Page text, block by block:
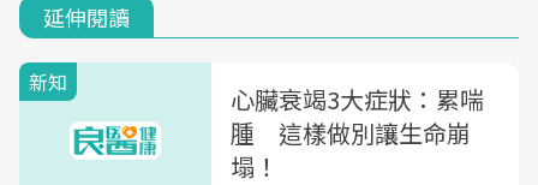
延伸閱讀
新知
心臟衰竭3大症狀：累喘
腫 這樣做別讓生命崩
塌！